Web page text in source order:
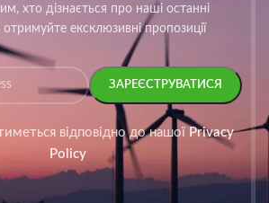
хто дізнається про наші останні
отримуйте ексклюзивні пропозиції
відповідно до нашої Privacy
Policy